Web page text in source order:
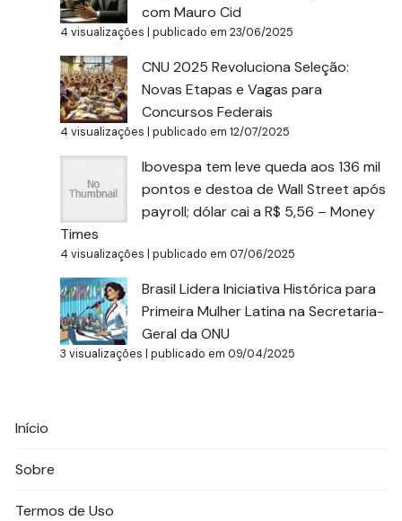
com Mauro Cid
4 visualizações |publicado em 23/06/2025
CNU 2025 Revoluciona Seleção:
Novas Etapas e Vagas para
Concursos Federais
4 visualizações |publicado em 12/07/2025
Ibovespa tem leve queda aos 136 mil
pontos e destoa de Wall Street após
payroll; dólar cai a R$ 5,56 – Money
Times
4 visualizações |publicado em 07/06/2025
Brasil Lidera Iniciativa Histórica para
Primeira Mulher Latina na Secretaria-
Geral da ONU
3 visualizações |publicado em 09/04/2025
Início
Sobre
Termos de Uso